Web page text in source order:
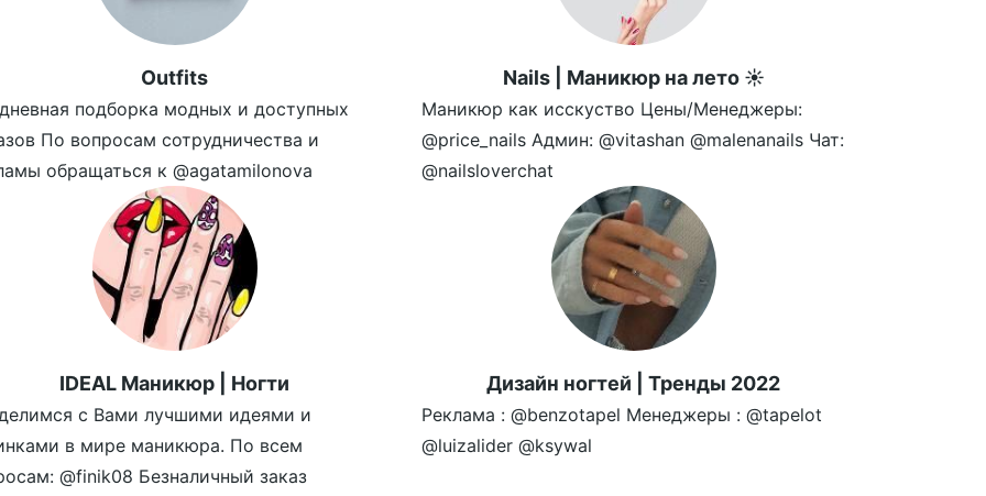
Outfits
подборка модных и доступных
По вопросам сотрудничества и
обращаться к @agatamilonova
Nails | Маникюр на лето ☀️
Маникюр как исскуство Цены/Менеджеры:
@price_nails Админ: @vitashan @malenanails Чат:
@nailsloverchat
IDEAL Маникюр | Ногти
с Вами лучшими идеями и
в мире маникюра. По всем
@finik08 Безналичный заказ
Дизайн ногтей | Тренды 2022
Реклама : @benzotapel Менеджеры : @tapelot
@luizalider @ksywal